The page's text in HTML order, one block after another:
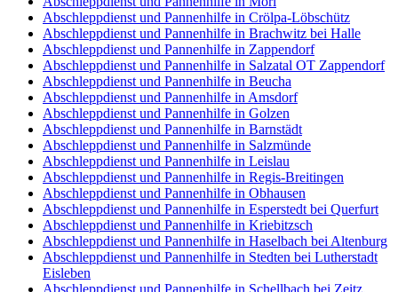
Abschleppdienst und Pannenhilfe in Crölpa-Löbschütz
Abschleppdienst und Pannenhilfe in Brachwitz bei Halle
Abschleppdienst und Pannenhilfe in Zappendorf
Abschleppdienst und Pannenhilfe in Salzatal OT Zappendorf
Abschleppdienst und Pannenhilfe in Beucha
Abschleppdienst und Pannenhilfe in Amsdorf
Abschleppdienst und Pannenhilfe in Golzen
Abschleppdienst und Pannenhilfe in Barnstädt
Abschleppdienst und Pannenhilfe in Salzmünde
Abschleppdienst und Pannenhilfe in Leislau
Abschleppdienst und Pannenhilfe in Regis-Breitingen
Abschleppdienst und Pannenhilfe in Obhausen
Abschleppdienst und Pannenhilfe in Esperstedt bei Querfurt
Abschleppdienst und Pannenhilfe in Kriebitzsch
Abschleppdienst und Pannenhilfe in Haselbach bei Altenburg
Abschleppdienst und Pannenhilfe in Stedten bei Lutherstadt
Eisleben
Abschleppdienst und Pannenhilfe in Schellbach bei Zeitz,